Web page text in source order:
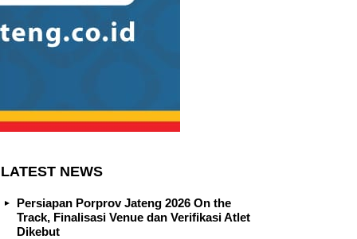
LATEST NEWS
Persiapan Porprov Jateng 2026 On the
Track, Finalisasi Venue dan Verifikasi Atlet
Dikebut